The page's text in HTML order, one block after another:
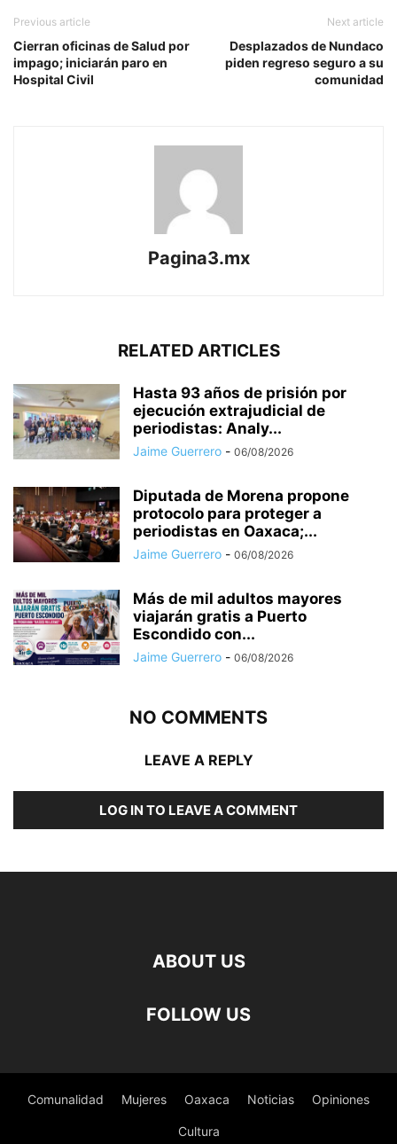
Previous article
Cierran oficinas de Salud por
impago; iniciarán paro en
Hospital Civil
Next article
Desplazados de Nundaco
piden regreso seguro a su
comunidad
Pagina3.mx
RELATED ARTICLES
Hasta 93 años de prisión por
ejecución extrajudicial de
periodistas: Analy...
Jaime Guerrero - 06/08/2026
Diputada de Morena propone
protocolo para proteger a
periodistas en Oaxaca;...
Jaime Guerrero - 06/08/2026
Más de mil adultos mayores
viajarán gratis a Puerto
Escondido con...
Jaime Guerrero - 06/08/2026
NO COMMENTS
LEAVE A REPLY
LOG IN TO LEAVE A COMMENT
ABOUT US
FOLLOW US
Comunalidad Mujeres Oaxaca Noticias Opiniones
Cultura